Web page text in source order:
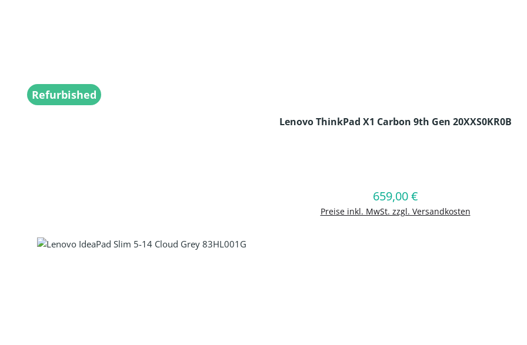
Refurbished
Lenovo ThinkPad X1 Carbon 9th Gen 20XXS0KR0B
Regulärer Preis:
659,00 €
Preise inkl. MwSt. zzgl. Versandkosten
In den Warenkorb